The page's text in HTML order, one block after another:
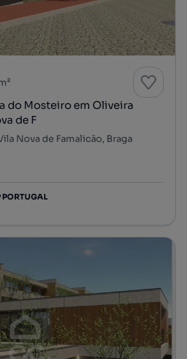
do Mosteiro em Oliveira
de F
Nova de Famalicão, Braga
PORTUGAL